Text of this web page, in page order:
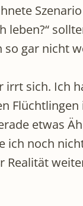
so gar nicht
sich.
etwas
noch